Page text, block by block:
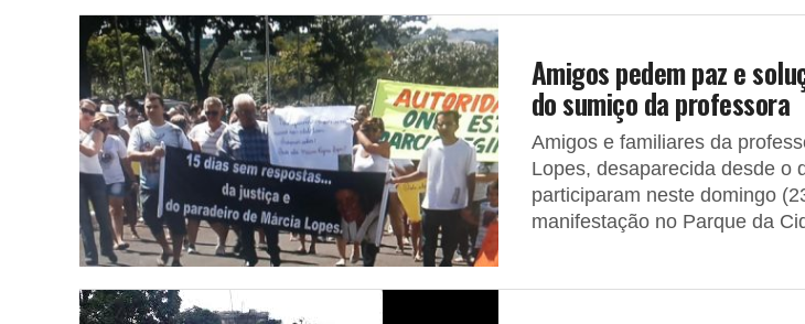
Amigos pedem paz e
do sumiço da professora
Amigos e familiares da
Lopes, desaparecida desde o
participaram neste domingo
manifestação no Parque da